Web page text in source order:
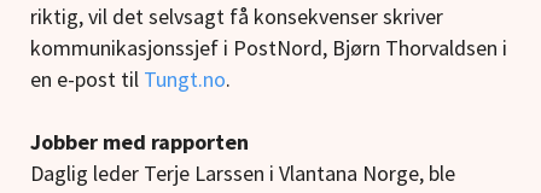
riktig, vil det selvsagt få konsekvenser skriver
kommunikasjonssjef i PostNord, Bjørn Thorvaldsen i
en e-post til Tungt.no.
Jobber med rapporten
Daglig leder Terje Larssen i Vlantana Norge, ble